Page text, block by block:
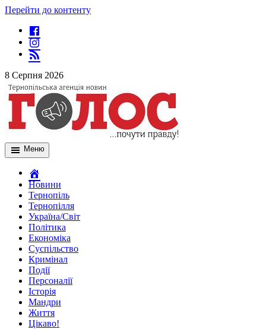
Перейти до контенту
8 Серпня 2026
Меню
Новини
Тернопіль
Тернопілля
Україна/Світ
Політика
Економіка
Суспільство
Кримінал
Події
Персоналії
Історія
Мандри
Життя
Цікаво!